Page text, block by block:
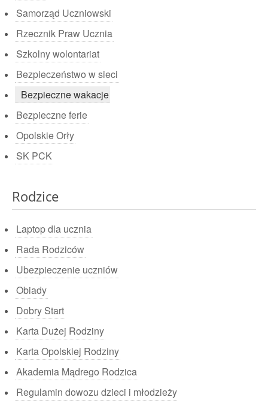
Samorząd Uczniowski
Rzecznik Praw Ucznia
Szkolny wolontariat
Bezpieczeństwo w sieci
Bezpieczne wakacje
Bezpieczne ferie
Opolskie Orły
SK PCK
Rodzice
Laptop dla ucznia
Rada Rodziców
Ubezpieczenie uczniów
Obiady
Dobry Start
Karta Dużej Rodziny
Karta Opolskiej Rodziny
Akademia Mądrego Rodzica
Regulamin dowozu dzieci i młodzieży